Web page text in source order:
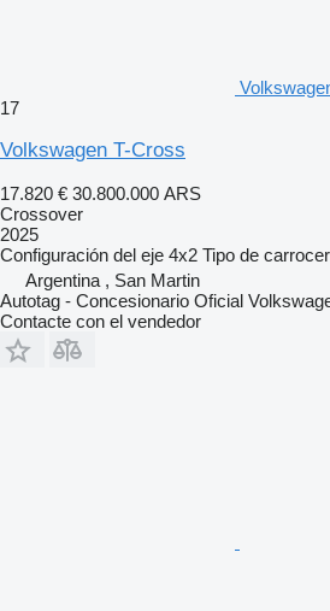
17
Volkswagen T-Cross
17.820 € 30.800.000 ARS
Crossover
2025
Configuración del eje 4x2 Tipo de
Argentina , San Martin
Autotag - Concesionario Oficial
Contacte con el vendedor